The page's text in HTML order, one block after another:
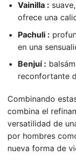
Vainilla :
ofrece una
Pachuli :
en una
Benjuí :
reconfortante
Combinando
combina el
versatilidad de
por hombres
nueva forma de